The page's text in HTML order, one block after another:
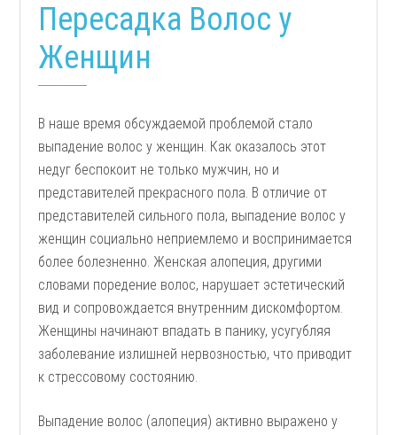
Пересадка Волос у
Женщин
В наше время обсуждаемой проблемой стало
выпадение волос у женщин. Как оказалось этот
недуг беспокоит не только мужчин, но и
представителей прекрасного пола. В отличие от
представителей сильного пола, выпадение волос у
женщин социально неприемлемо и воспринимается
более болезненно. Женская алопеция, другими
словами поредение волос, нарушает эстетический
вид и сопровождается внутренним дискомфортом.
Женщины начинают впадать в панику, усугубляя
заболевание излишней нервозностью, что приводит
к стрессовому состоянию.
Выпадение волос (алопеция) активно выражено у